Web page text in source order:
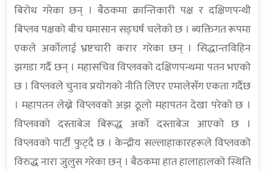
बिरोध गरेका छन् । बैठकमा क्रान्तिकारी पक्ष र दक्षिणपन्थी
बिप्लव पक्षको बीच घमासान सङ्घर्ष चलेको छ । ब्यक्तिगत रूपमा
एकले अर्कोलाई भ्रष्टचारी करार गरेका छन् । सिद्धान्तविहिन
झगडा गर्दै छन् । महासचिव विप्लवको दक्षिणपन्थमा पतन भएको
छ । विप्लवले चुनाव प्रयोगको नीति लिएर एमालेसँग एकता गर्दैछ
। महापतन लेख्ने विप्लवको अझ ठूलो महापतन देखा परेको छ ।
विप्लवको दस्ताबेज बिरूद्ध अर्को दस्ताबेज आएको छ ।
विप्लवको पार्टी फुट्दै छ । केन्द्रीय सल्लाहाकारहरूले विप्लवको
विरुद्ध नारा जुलुस गरेका छन् । बैठकमा हात हालाहालको स्थिति